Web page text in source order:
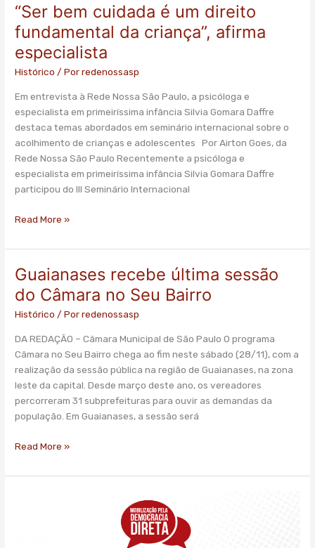
“Ser bem cuidada é um direito
fundamental da criança”, afirma
especialista
Histórico / Porredenossasp
Em entrevista à Rede Nossa São Paulo, a psicóloga e
especialista em primeiríssima infância Silvia Gomara Daffre
destaca temas abordados em seminário internacional sobre o
acolhimento de crianças e adolescentes Por Airton Goes, da
Rede Nossa São Paulo Recentemente a psicóloga e
especialista em primeiríssima infância Silvia Gomara Daffre
participou do III Seminário Internacional
“Ser
bem
cuidada
é
um
fundamental
da
criança”,
afirma
especialista
Read More »
Guaianases recebe última sessão
do Câmara no Seu Bairro
Histórico / Porredenossasp
DA REDAÇÃO – Câmara Municipal de São Paulo O programa
Câmara no Seu Bairro chega ao fim neste sábado (28/11), com a
realização da sessão pública na região de Guaianases, na zona
leste da capital. Desde março deste ano, os vereadores
percorreram 31 subprefeituras para ouvir as demandas da
população. Em Guaianases, a sessão será
Guaianases
recebe
última
sessão
Read More »